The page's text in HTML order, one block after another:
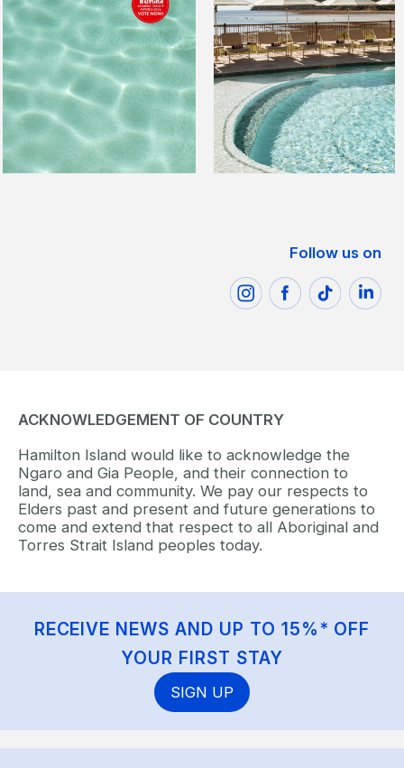
Follow us on
ACKNOWLEDGEMENT OF COUNTRY
Hamilton Island would like to acknowledge the
Ngaro and Gia People, and their connection to
land, sea and community. We pay our respects to
Elders past and present and future generations to
come and extend that respect to all Aboriginal and
Torres Strait Island peoples today.
RECEIVE NEWS AND UP TO 15%* OFF
YOUR FIRST STAY
SIGN UP